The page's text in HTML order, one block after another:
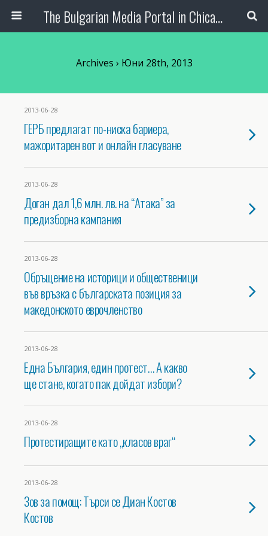
The Bulgarian Media Portal in Chicago
Archives › Юни 28th, 2013
2013-06-28
ГЕРБ предлагат по-ниска бариера,
мажоритарен вот и онлайн гласуване
2013-06-28
Доган дал 1,6 млн. лв. на “Атака” за
предизборна кампания
2013-06-28
Обръщение на историци и общественици
във връзка с българската позиция за
македонското еврочленство
2013-06-28
Една България, един протест… А какво
ще стане, когато пак дойдат избори?
2013-06-28
Протестиращите като „класов враг“
2013-06-28
Зов за помощ: Търси се Диан Костов
Костов